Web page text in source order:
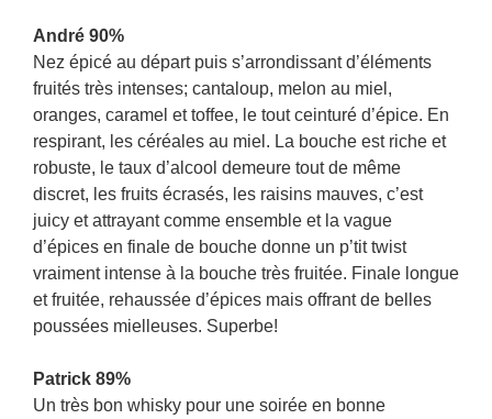
André 90%
Nez épicé au départ puis s’arrondissant d’éléments
fruités très intenses; cantaloup, melon au miel,
oranges, caramel et toffee, le tout ceinturé d’épice. En
respirant, les céréales au miel. La bouche est riche et
robuste, le taux d’alcool demeure tout de même
discret, les fruits écrasés, les raisins mauves, c’est
juicy et attrayant comme ensemble et la vague
d’épices en finale de bouche donne un p’tit twist
vraiment intense à la bouche très fruitée. Finale longue
et fruitée, rehaussée d’épices mais offrant de belles
poussées mielleuses. Superbe!
Patrick 89%
Un très bon whisky pour une soirée en bonne